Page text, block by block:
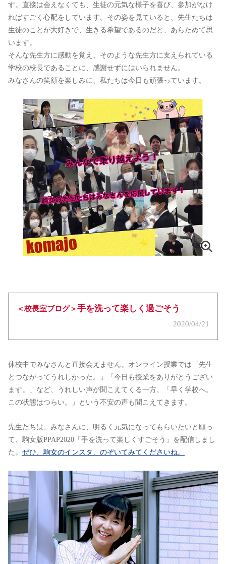
す。直接は会えなくても、生徒の元気な様子を喜び、参加がなけ
ればすごく心配をしています。その姿を見ていると、先生たちは
生徒のことが大好きで、生きる希望であるのだと、あらためて思
います。
そんな先生方に感動を覚え、そのような先生方に支えられている
学校の校長であることに、感謝せずにはいられません。
みなさんの笑顔を楽しみに、私たちは今日も頑張っています。
＜校長室ブログ＞手を洗って楽しく過ごそう
2020/04/21
休校中でみなさんと直接会えません。オンライン授業では「先生
とつながってうれしかった。」「今日も授業をありがとうござい
ます。」など、うれしい声が聞こえてくる一方、「早く学校へ。
この状態はつらい。」という不安の声も聞こえてきます。
先生たちは、みなさんに、明るく元気になってもらいたいと願っ
て、駒女版PPAP2020「手を洗って楽しくすごそう」を配信しまし
た。 ぜひ、駒女のインスタ、のぞいてみてくださいね。